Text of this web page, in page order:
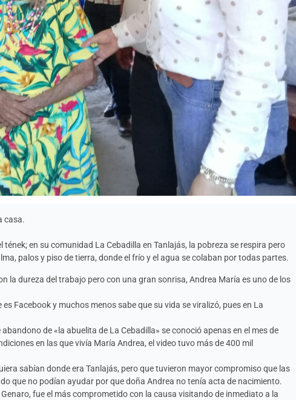
casa.
en su comunidad La Cebadilla en Tanlajás, la pobreza se respira pero
palos y piso de tierra, donde el frío y el agua se colaban por todas partes.
la dureza del trabajo pero con una gran sonrisa, Andrea María es uno de los
Facebook y muchos menos sabe que su vida se viralizó, pues en La
de «la abuelita de La Cebadilla» se conoció apenas en el mes de
en las que vivía María Andrea, el video tuvo más de 400 mil
sabían donde era Tanlajás, pero que tuvieron mayor compromiso que las
que no podían ayudar por que doña Andrea no tenía acta de nacimiento.
fue el más comprometido con la causa visitando de inmediato a la